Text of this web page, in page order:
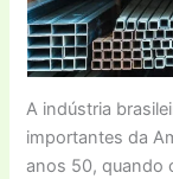
A indústria
importantes da
anos 50, quando